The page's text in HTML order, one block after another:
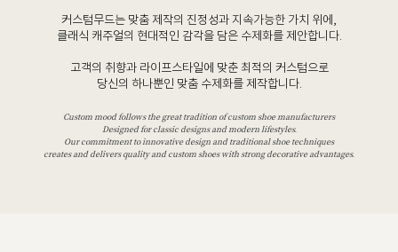
커스텀무드는 맞춤 제작의 진정성과 지속가능한 가치 위에,
클래식 캐주얼의 현대적인 감각을 담은 수제화를 제안합니다.
고객의 취향과 라이프스타일에 맞춘 최적의 커스텀으로
당신의 하나뿐인 맞춤 수제화를 제작합니다.
Custom mood follows the great tradition of custom shoe manufacturers
Designed for classic designs and modern lifestyles.
Our commitment to innovative design and traditional shoe techniques
creates and delivers quality and custom shoes with strong decorative advantages.